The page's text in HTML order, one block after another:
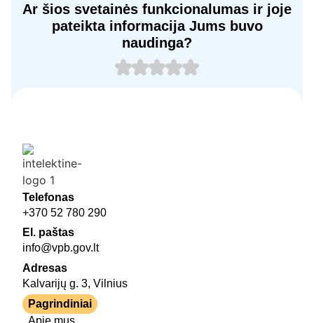
Ar šios svetainės funkcionalumas ir joje
pateikta informacija Jums buvo
naudinga?
Telefonas
+370 52 780 290
El. paštas
info@vpb.gov.lt
Adresas
Kalvarijų g. 3, Vilnius
Pagrindiniai
Apie mus